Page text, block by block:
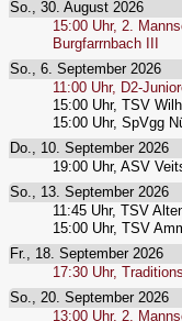
So., 30. August 2026
15:00 Uhr, 2.
Burgfarrnbach III
So., 6. September 2026
11:00 Uhr, D2-
15:00 Uhr, TSV
15:00 Uhr, SpVgg
Do., 10. September 2026
19:00 Uhr, ASV
So., 13. September 2026
11:45 Uhr, TSV
15:00 Uhr, TSV
Fr., 18. September 2026
17:30 Uhr,
So., 20. September 2026
13:00 Uhr, 2.